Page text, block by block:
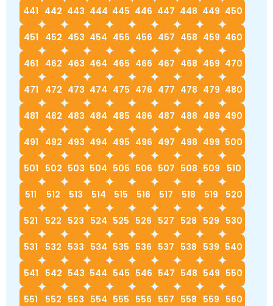
441 442 443 444 445 446 447 448 449 450
451 452 453 454 455 456 457 458 459 460
461 462 463 464 465 466 467 468 469 470
471 472 473 474 475 476 477 478 479 480
481 482 483 484 485 486 487 488 489 490
491 492 493 494 495 496 497 498 499 500
501 502 503 504 505 506 507 508 509 510
511 512 513 514 515 516 517 518 519 520
521 522 523 524 525 526 527 528 529 530
531 532 533 534 535 536 537 538 539 540
541 542 543 544 545 546 547 548 549 550
551 552 553 554 555 556 557 558 559 560